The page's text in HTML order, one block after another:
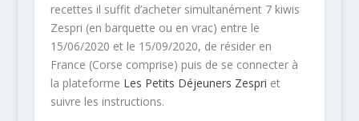
recettes il suffit d’acheter simultanément 7 kiwis
Zespri (en barquette ou en vrac) entre le
15/06/2020 et le 15/09/2020, de résider en
France (Corse comprise) puis de se connecter à
la plateforme Les Petits Déjeuners Zespri et
suivre les instructions.